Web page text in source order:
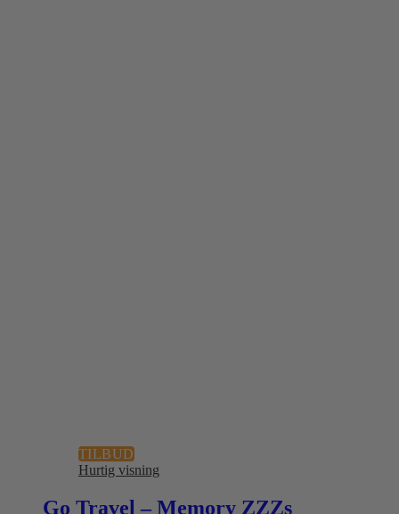
TILBUD
Hurtig visning
Go Travel – Memory ZZZs